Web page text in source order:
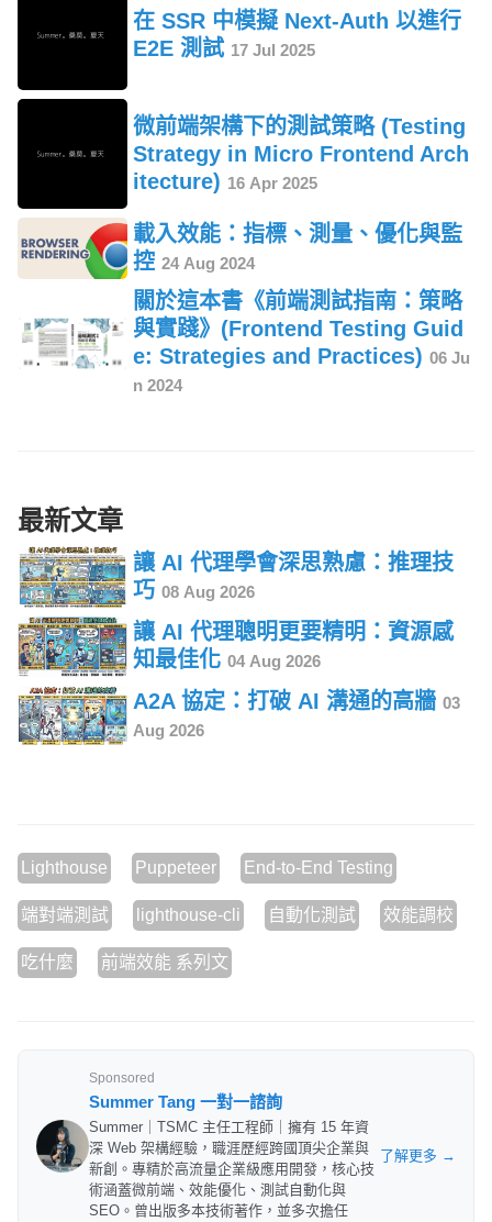
在 SSR 中模擬 Next-Auth 以進行
E2E 測試 17 Jul 2025
微前端架構下的測試策略 (Testing
Strategy in Micro Frontend Arch
itecture) 16 Apr 2025
載入效能：指標、測量、優化與監
控 24 Aug 2024
關於這本書《前端測試指南：策略
與實踐》(Frontend Testing Guid
e: Strategies and Practices) 06 Ju
n 2024
最新文章
讓 AI 代理學會深思熟慮：推理技
巧 08 Aug 2026
讓 AI 代理聰明更要精明：資源感
知最佳化 04 Aug 2026
A2A 協定：打破 AI 溝通的高牆 03
Aug 2026
Lighthouse Puppeteer End-to-End Testing
端對端測試 lighthouse-cli 自動化測試 效能調校
吃什麼 前端效能 系列文
Sponsored
Summer Tang 一對一諮詢
Summer｜TSMC 主任工程師｜擁有 15 年資
深 Web 架構經驗，職涯歷經跨國頂尖企業與
新創。專精於高流量企業級應用開發，核心技
術涵蓋微前端、效能優化、測試自動化與
SEO。曾出版多本技術著作，並多次擔任
了解更多 →